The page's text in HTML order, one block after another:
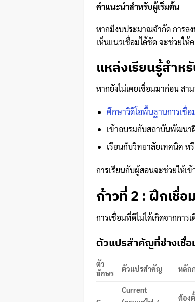
คำแนะนำสำหรับผู้เริ่มต้น
หากมีงบประมาณจำกัด การล
เห็นแนวเชื่อมได้ชัด จะช่วยใ
แหล่งเรียนรู้สำห
หากยังไม่เคยเชื่อมมาก่อน สา
ศึกษาวิดีโอพื้นฐานการเชื่อ
เข้าอบรมกับสถาบันพัฒนา
เรียนกับวิทยาลัยเทคนิค ห
การเรียนกับผู้สอนจะช่วยให้เ
ก้าวที่ 2 : ฝึกเชื่อ
การเชื่อมที่ดีไม่ได้เกิดจากกา
ตัวแปรสำคัญที่ช่างเชื่อ
ตัว
อักษร
ตัวแปรสำคัญ หลัก
Current
ต้อง